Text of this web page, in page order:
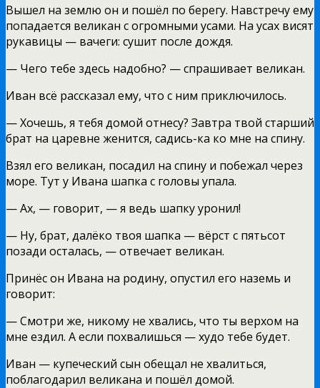
Вышел на землю он и пошёл по берегу. Навстречу ему
попадается великан с огромными усами. На усах висят
рукавицы — вачеги: сушит после дождя.
— Чего тебе здесь надобно? — спрашивает великан.
Иван всё рассказал ему, что с ним приключилось.
— Хочешь, я тебя домой отнесу? Завтра твой старший
брат на царевне женится, садись-ка ко мне на спину.
Взял его великан, посадил на спину и побежал через
море. Тут у Ивана шапка с головы упала.
— Ах, — говорит, — я ведь шапку уронил!
— Ну, брат, далёко твоя шапка — вёрст с пятьсот
позади осталась, — отвечает великан.
Принёс он Ивана на родину, опустил его наземь и
говорит:
— Смотри же, никому не хвались, что ты верхом на
мне ездил. А если похвалишься — худо тебе будет.
Иван — купеческий сын обещал не хвалиться,
поблагодарил великана и пошёл домой.